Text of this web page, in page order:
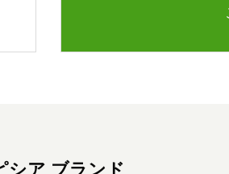
シア ブランド